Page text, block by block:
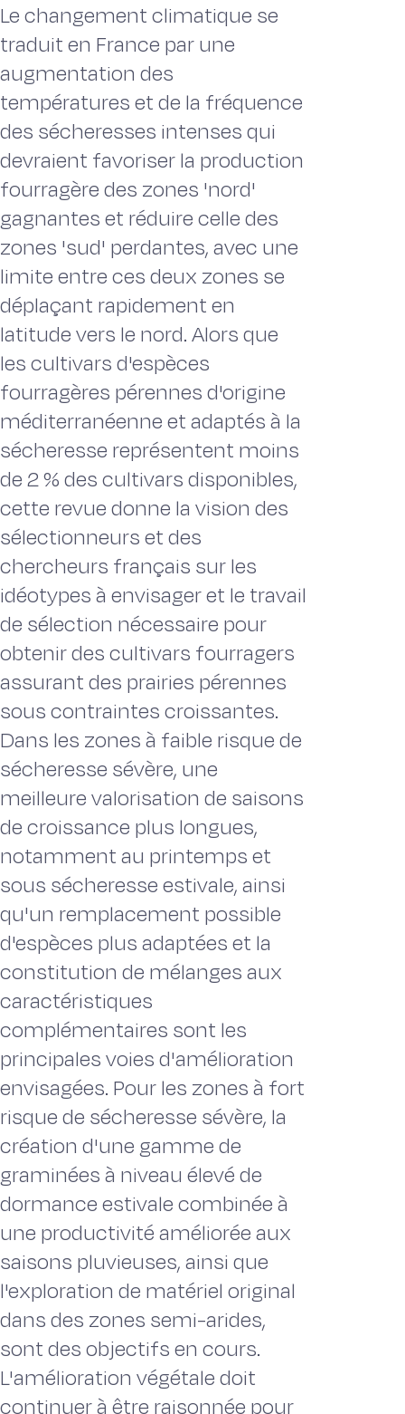
Le changement climatique se
traduit en France par une
augmentation des
températures et de la fréquence
des sécheresses intenses qui
devraient favoriser la production
fourragère des zones 'nord'
gagnantes et réduire celle des
zones 'sud' perdantes, avec une
limite entre ces deux zones se
déplaçant rapidement en
latitude vers le nord. Alors que
les cultivars d'espèces
fourragères pérennes d'origine
méditerranéenne et adaptés à la
sécheresse représentent moins
de 2 % des cultivars disponibles,
cette revue donne la vision des
sélectionneurs et des
chercheurs français sur les
idéotypes à envisager et le travail
de sélection nécessaire pour
obtenir des cultivars fourragers
assurant des prairies pérennes
sous contraintes croissantes.
Dans les zones à faible risque de
sécheresse sévère, une
meilleure valorisation de saisons
de croissance plus longues,
notamment au printemps et
sous sécheresse estivale, ainsi
qu'un remplacement possible
d'espèces plus adaptées et la
constitution de mélanges aux
caractéristiques
complémentaires sont les
principales voies d'amélioration
envisagées. Pour les zones à fort
risque de sécheresse sévère, la
création d'une gamme de
graminées à niveau élevé de
dormance estivale combinée à
une productivité améliorée aux
saisons pluvieuses, ainsi que
l'exploration de matériel original
dans des zones semi-arides,
sont des objectifs en cours.
L'amélioration végétale doit
continuer à être raisonnée pour